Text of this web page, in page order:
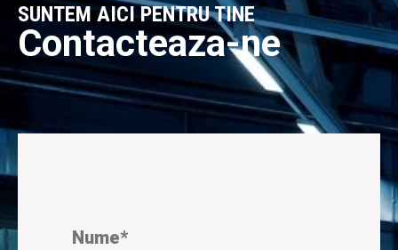
SUNTEM AICI PENTRU TINE
Contacteaza-ne